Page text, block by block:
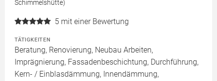
Schimmelshütte)
5 mit einer Bewertung
TÄTIGKEITEN
Beratung, Renovierung, Neubau Arbeiten,
Imprägnierung, Fassadenbeschichtung, Durchführung,
Kern- / Einblasdämmung, Innendämmung,